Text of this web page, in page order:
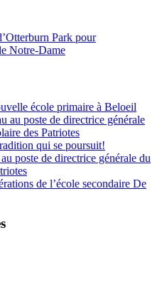
Park pour
Notre-Dame
école primaire à Beloeil
au poste de directrice générale
des Patriotes
qui se poursuit!
poste de directrice générale du
de l’école secondaire De